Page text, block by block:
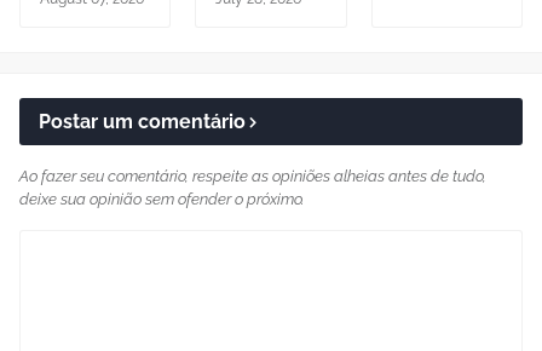
Postar um comentário
Ao fazer seu comentário, respeite as opiniões alheias antes de tudo,
deixe sua opinião sem ofender o próximo.